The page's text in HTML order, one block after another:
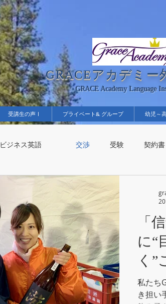
GRACEアカデミー
GRACE Academy Language
受講生の声Ⅰ プライベート& グループ 幼児～
ビジネス英語 交渉 受験 契約書
酒
「
に“
く”
私たち
き担い